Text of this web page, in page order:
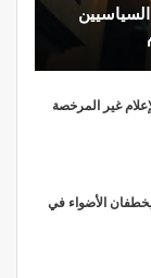
غير المرخصة
الأضواء في